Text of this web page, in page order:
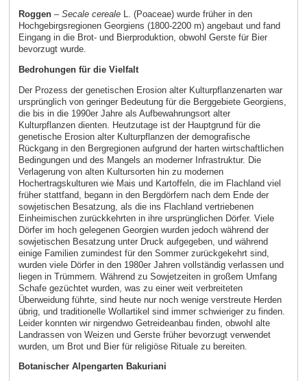
Roggen– Secale cerealeL. (Poaceae) wurde früher in den
Hochgebirgsregionen Georgiens (1800-2200 m) angebaut und fand
Eingang in die Brot- und Bierproduktion, obwohl Gerste für Bier
bevorzugt wurde.
Bedrohungen für die Vielfalt
Der Prozess der genetischen Erosion alter Kulturpflanzenarten war
ursprünglich von geringer Bedeutung für die Berggebiete Georgiens,
die bis in die 1990er Jahre als Aufbewahrungsort alter
Kulturpflanzen dienten. Heutzutage ist der Hauptgrund für die
genetische Erosion alter Kulturpflanzen der demografische
Rückgang in den Bergregionen aufgrund der harten wirtschaftlichen
Bedingungen und des Mangels an moderner Infrastruktur. Die
Verlagerung von alten Kultursorten hin zu modernen
Hochertragskulturen wie Mais und Kartoffeln, die im Flachland viel
früher stattfand, begann in den Bergdörfern nach dem Ende der
sowjetischen Besatzung, als die ins Flachland vertriebenen
Einheimischen zurückkehrten in ihre ursprünglichen Dörfer. Viele
Dörfer im hoch gelegenen Georgien wurden jedoch während der
sowjetischen Besatzung unter Druck aufgegeben, und während
einige Familien zumindest für den Sommer zurückgekehrt sind,
wurden viele Dörfer in den 1980er Jahren vollständig verlassen und
liegen in Trümmern. Während zu Sowjetzeiten in großem Umfang
Schafe gezüchtet wurden, was zu einer weit verbreiteten
Überweidung führte, sind heute nur noch wenige verstreute Herden
übrig, und traditionelle Wollartikel sind immer schwieriger zu finden.
Leider konnten wir nirgendwo Getreideanbau finden, obwohl alte
Landrassen von Weizen und Gerste früher bevorzugt verwendet
wurden, um Brot und Bier für religiöse Rituale zu bereiten.
Botanischer Alpengarten Bakuriani